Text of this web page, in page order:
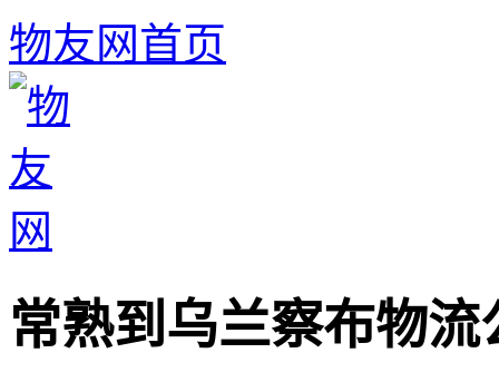
物友网首页
常熟到乌兰察布物流